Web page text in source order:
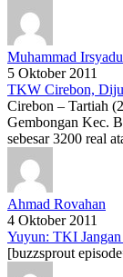
Muhammad
5 Oktober 2011
TKW Cirebon,
Cirebon – Tartiah
Gembongan Kec.
sebesar 3200 real
Ahmad Rovahan
4 Oktober 2011
Yuyun: TKI
[buzzsprout